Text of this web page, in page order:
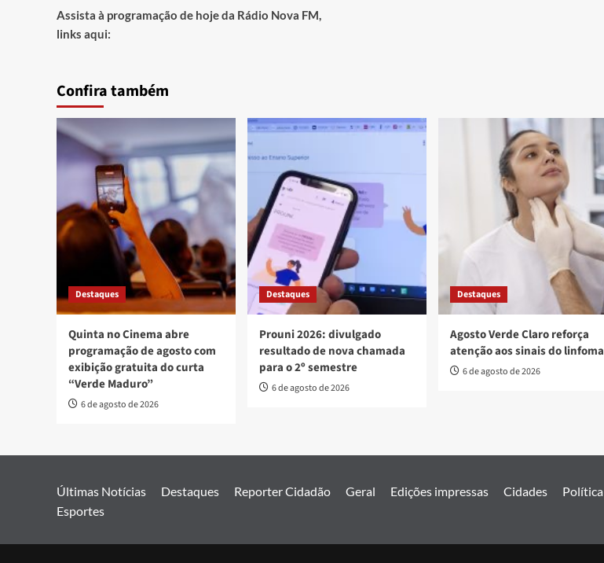
Assista à programação de hoje da Rádio Nova FM,
links aqui:
Confira também
Destaques
Quinta no Cinema abre
programação de agosto com
exibição gratuita do curta
“Verde Maduro”
6 de agosto de 2026
Destaques
Prouni 2026: divulgado
resultado de nova chamada
para o 2º semestre
6 de agosto de 2026
Destaques
Agosto Verde Claro reforça
atenção aos sinais do linfoma
6 de agosto de 2026
Últimas Notícias Destaques Reporter Cidadão Geral Edições impressas Cidades Política
Esportes